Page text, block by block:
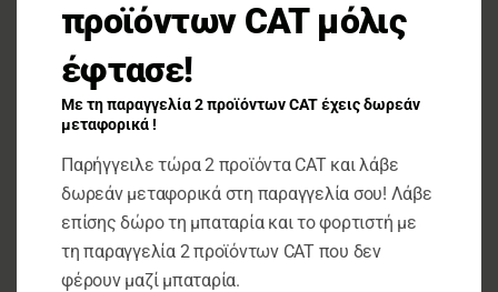
Εντομοκτόνα
PROFIL 50ML
€
προϊόντων CAT μόλις
έφτασε!
Με τη παραγγελία 2 προϊόντων CAT έχεις δωρεάν
μεταφορικά !
Παρήγγειλε τώρα 2 προϊόντα CAT και λάβε
δωρεάν μεταφορικά στη παραγγελία σου! Λάβε
επίσης δώρο τη μπαταρία και το φορτιστή με
τη παραγγελία 2 προϊόντων CAT που δεν
φέρουν μαζί μπαταρία.